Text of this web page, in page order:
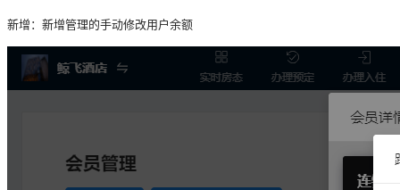
新增：新增管理的手动修改用户余额